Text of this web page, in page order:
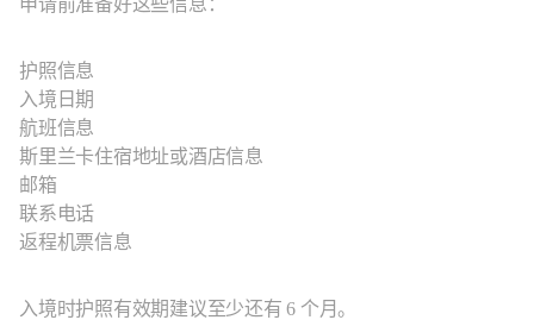
护照信息
入境日期
航班信息
斯里兰卡住宿地址或酒店信息
邮箱
联系电话
返程机票信息
入境时护照有效期建议至少还有 6 个月。